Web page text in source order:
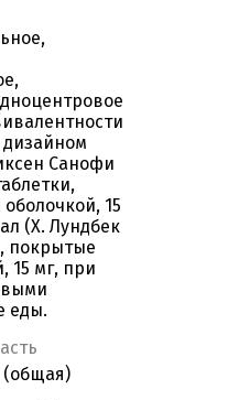
Санофи
15
(Х. Лундбек
покрытые
15 мг, при
еды.
(общая)